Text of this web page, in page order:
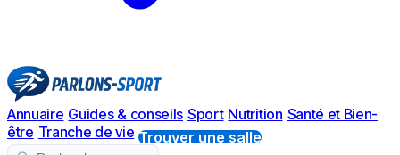
Annuaire Guides & conseils Sport Nutrition Santé et Bien-
être Tranche de vie Trouver une salle